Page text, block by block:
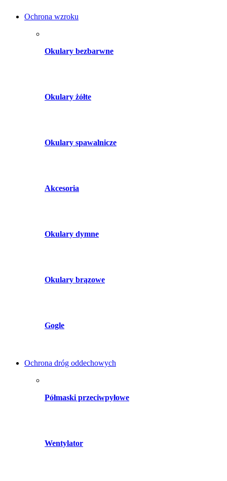
Ochrona wzroku
Okulary bezbarwne
Okulary żółte
Okulary spawalnicze
Akcesoria
Okulary dymne
Okulary brązowe
Gogle
Ochrona dróg oddechowych
Półmaski przeciwpyłowe
Wentylator